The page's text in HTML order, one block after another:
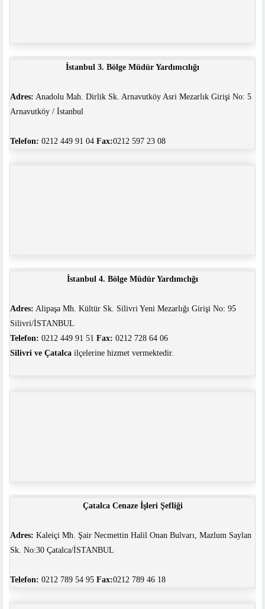
İstanbul 3. Bölge Müdür Yardımcılığı
Adres: Anadolu Mah. Dirlik Sk. Arnavutköy Asri Mezarlık Girişi No: 5
Arnavutköy / İstanbul
Telefon: 0212 449 91 04 Fax:0212 597 23 08
İstanbul 4. Bölge Müdür Yardımclığı
Adres: Alipaşa Mh. Kültür Sk. Silivri Yeni Mezarlığı Girişi No: 95
Silivri/İSTANBUL
Telefon: 0212 449 91 51 Fax: 0212 728 64 06
Silivri ve Çatalca ilçelerine hizmet vermektedir.
Çatalca Cenaze İşleri Şefliği
Adres: Kaleiçi Mh. Şair Necmettin Halil Onan Bulvarı, Mazlum Saylan
Sk. No:30 Çatalca/İSTANBUL
Telefon: 0212 789 54 95 Fax:0212 789 46 18